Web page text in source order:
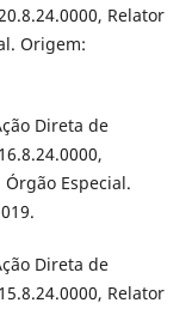
Relator
Origem:
Direta de
Especial.
Direta de
Relator